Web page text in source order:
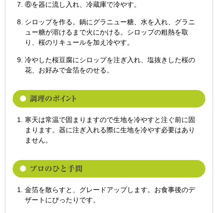
⑥を器に流し入れ、冷蔵庫で冷やす。
シロップを作る。鍋にグラニュー糖、水を入れ、グラニ
ュー糖が溶けるまで火にかける。シロップの粗熱を取
り、桜のリキュールを加え冷やす。
冷やした桜豆腐にシロップを注ぎ入れ、塩抜きした桜の
花、お好みで金箔をのせる。
寒天は常温で固まりますので生地を冷やすと注ぐ前に固
まります。器に注ぎ入れる際に生地を冷やす必要はあり
ません。
金箔を散らすと、グレードアップします。お食事後のデ
ザートにぴったりです。